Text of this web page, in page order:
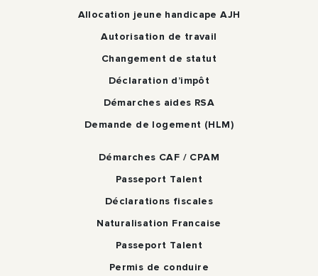
Allocation jeune handicape AJH
Autorisation de travail
Changement de statut
Déclaration d’impôt
Démarches aides RSA
Demande de logement (HLM)
Démarches CAF / CPAM
Passeport Talent
Déclarations fiscales
Naturalisation Francaise
Passeport Talent
Permis de conduire